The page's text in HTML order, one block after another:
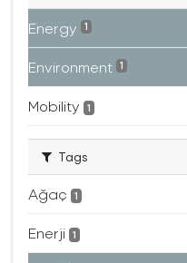
Energy 1
Environment 1
Mobility 1
Tags
Ağaç 1
Enerji 1